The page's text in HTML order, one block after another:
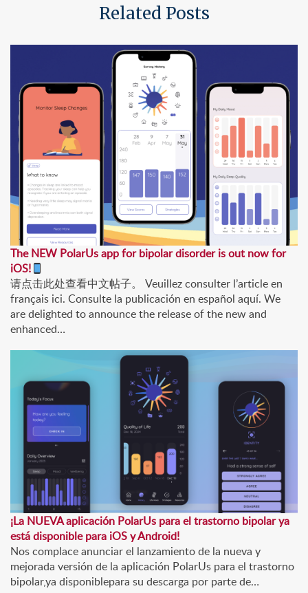
Related Posts
The NEW PolarUs app for bipolar disorder is out now for
iOS!
请点击此处查看中文帖子。 Veuillez consulter l’article en
français ici. Consulte la publicación en español aquí. We
are delighted to announce the release of the new and
enhanced…
¡La NUEVA aplicación PolarUs para el trastorno bipolar ya
está disponible para iOS y Android!
Nos complace anunciar el lanzamiento de la nueva y
mejorada versión de la aplicación PolarUs para el trastorno
bipolar,ya disponiblepara su descarga por parte de…